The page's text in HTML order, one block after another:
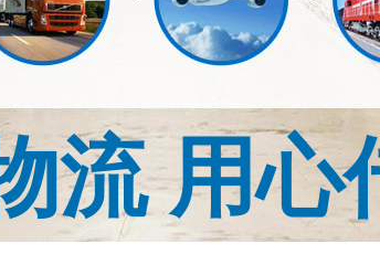
流用心